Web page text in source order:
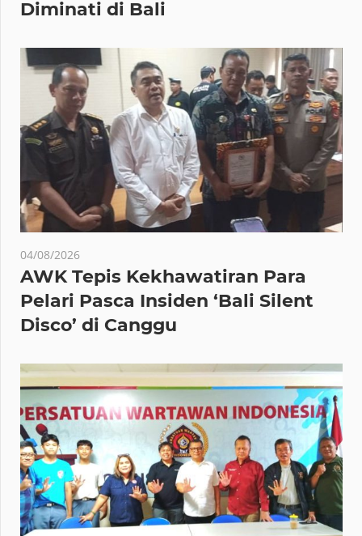
Diminati di Bali
04/08/2026
AWK Tepis Kekhawatiran Para
Pelari Pasca Insiden ‘Bali Silent
Disco’ di Canggu